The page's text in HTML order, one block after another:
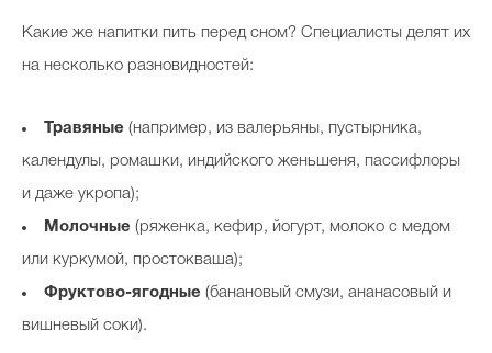
Какие же напитки пить перед сном? Специалисты делят их
на несколько разновидностей:
Травяные (например, из валерьяны, пустырника,
календулы, ромашки, индийского женьшеня, пассифлоры
и даже укропа);
Молочные (ряженка, кефир, йогурт, молоко с медом
или куркумой, простокваша);
Фруктово-ягодные (банановый смузи, ананасовый и
вишневый соки).